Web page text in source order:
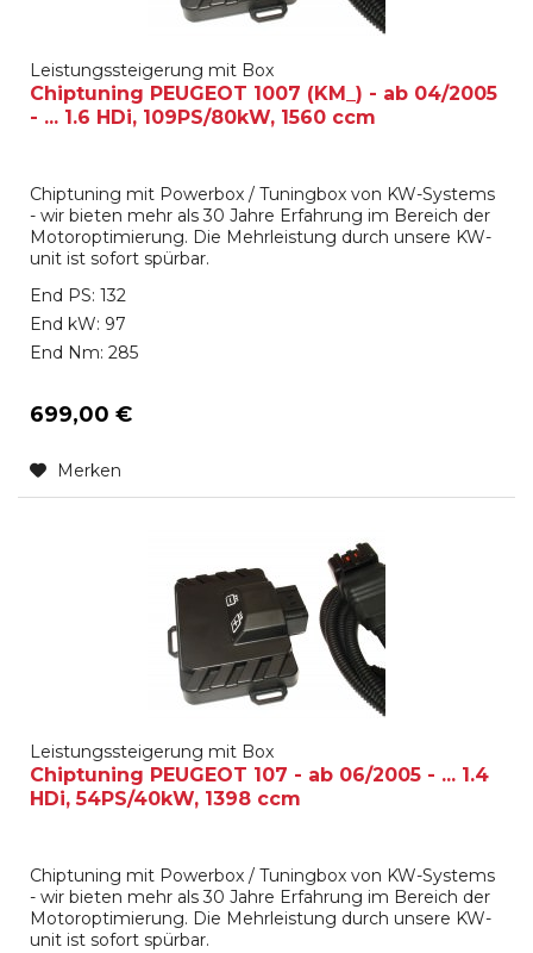
Leistungssteigerung mit Box
Chiptuning PEUGEOT 1007 (KM_) - ab 04/2005
- ... 1.6 HDi, 109PS/80kW, 1560 ccm
Chiptuning mit Powerbox / Tuningbox von KW-Systems
- wir bieten mehr als 30 Jahre Erfahrung im Bereich der
Motoroptimierung. Die Mehrleistung durch unsere KW-
unit ist sofort spürbar.
End PS: 132
End kW: 97
End Nm: 285
699,00 €
Merken
Leistungssteigerung mit Box
Chiptuning PEUGEOT 107 - ab 06/2005 - ... 1.4
HDi, 54PS/40kW, 1398 ccm
Chiptuning mit Powerbox / Tuningbox von KW-Systems
- wir bieten mehr als 30 Jahre Erfahrung im Bereich der
Motoroptimierung. Die Mehrleistung durch unsere KW-
unit ist sofort spürbar.